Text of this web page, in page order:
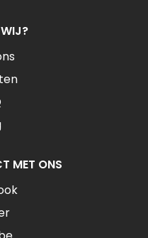
MET ONS